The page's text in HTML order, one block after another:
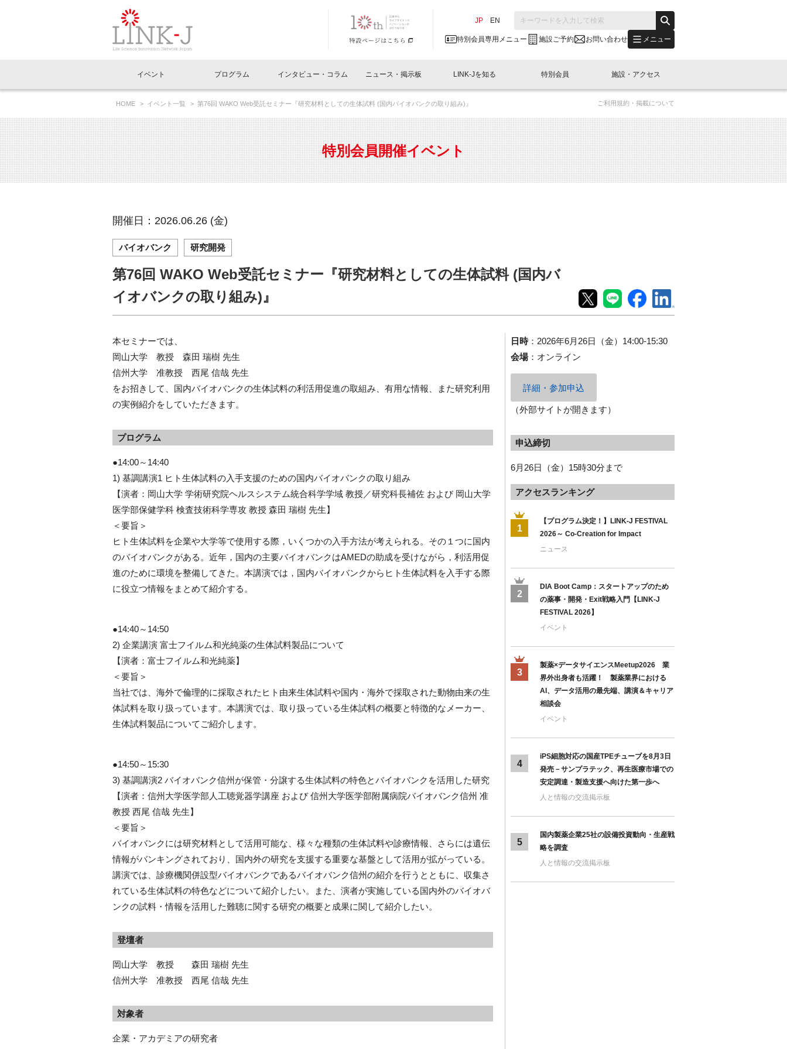
JP EN
特別会員専用メニュー 施設ご予約 お問い合わせ メニュー
イベントお知らせメール登録
閉じる
イベント
イベント一覧
LINK-J主催・共催 特別会員開催
LINK-J協賛・協力 出展・参加
イベントレポート一覧
LINK-J主催・共催 特別会員開催
LINK-J協賛・協力 出展・参加
プログラム
Out of Box相談室 What's "UNIKORN"？ What's "LINK-BioBAY TOKYO"？
インタビュー・コラム
インタビュー・コラム一覧
スペシャルインタビュー ベンチャーインタビュー 会報誌 (News Letter)
連載コラム サポーターコラム 日本橋コラム
ニュース・掲示板
ニュース一覧
トピック プレスリリース
メディア情報 海外関連
協賛・協力
人と情報の交流掲示板一覧
会員プレスリリース ニュース・事業紹介
募集 イベント
LINK-Jを知る
理事長挨拶 Why in Nihonbashi What’s LINK-J WEST
国内外連携 サポーター紹介 事業内容
組織概要 パンフレット GTB日本橋エリアについて
特別会員
特別会員一覧 特別会員について 入会申し込み
専用メニューはこちら
施設・アクセス
ラウンジ・会議室 オフィス・ラボ 施設ご予約
アクセス
HOME イベント一覧 第76回 WAKO Web受託セミナー『研究材料としての生体試料 (国内バイオバンクの取り組み)』 ご利用規約・掲載について
特別会員開催イベント
開催日：2026.06.26 (金)
バイオバンク 研究開発
第76回 WAKO Web受託セミナー『研究材料としての生体試料 (国内バ
イオバンクの取り組み)』
本セミナーでは、
岡⼭⼤学 教授 森⽥ 瑞樹 先⽣
信州⼤学 准教授 ⻄尾 信哉 先⽣
をお招きして、国内バイオバンクの生体試料の利活用促進の取組み、有用な情報、また研究利用
の実例紹介をしていただきます。
プログラム
●14:00～14:40
1) 基調講演1 ヒト生体試料の入手支援のための国内バイオバンクの取り組み
【演者：岡山大学 学術研究院ヘルスシステム統合科学学域 教授／研究科長補佐 および 岡山大学
医学部保健学科 検査技術科学専攻 教授 森田 瑞樹 先生】
＜要旨＞
ヒト生体試料を企業や大学等で使用する際，いくつかの入手方法が考えられる。その１つに国内
のバイオバンクがある。近年，国内の主要バイオバンクはAMEDの助成を受けながら，利活用促
進のために環境を整備してきた。本講演では，国内バイオバンクからヒト生体試料を入手する際
に役立つ情報をまとめて紹介する。
●14:40～14:50
2) 企業講演 富士フイルム和光純薬の生体試料製品について
【演者：富士フイルム和光純薬】
＜要旨＞
当社では、海外で倫理的に採取されたヒト由来生体試料や国内・海外で採取された動物由来の生
体試料を取り扱っています。本講演では、取り扱っている生体試料の概要と特徴的なメーカー、
生体試料製品についてご紹介します。
●14:50～15:30
3) 基調講演2 バイオバンク信州が保管・分譲する生体試料の特色とバイオバンクを活用した研究
【演者：信州大学医学部人工聴覚器学講座 および 信州大学医学部附属病院バイオバンク信州 准
教授 西尾 信哉 先生】
＜要旨＞
バイオバンクには研究材料として活用可能な、様々な種類の生体試料や診療情報、さらには遺伝
情報がバンキングされており、国内外の研究を支援する重要な基盤として活用が拡がっている。
講演では、診療機関併設型バイオバンクであるバイオバンク信州の紹介を行うとともに、収集さ
れている生体試料の特色などについて紹介したい。また、演者が実施している国内外のバイオバ
ンクの試料・情報を活用した難聴に関する研究の概要と成果に関して紹介したい。
登壇者
岡⼭⼤学 教授 森⽥ 瑞樹 先⽣
信州⼤学 准教授 ⻄尾 信哉 先⽣
対象者
企業・アカデミアの研究者
日時： 2026年6月26日（金）14:00-15:30
会場： オンライン
詳細・参加申込
（外部サイトが開きます）
申込締切
6月26日（金）15時30分まで
アクセスランキング
1
【プログラム決定！】LINK-J FESTIVAL
2026～ Co-Creation for Impact
ニュース
2
DIA Boot Camp：スタートアップのため
の薬事・開発・Exit戦略入門【LINK-J
FESTIVAL 2026】
イベント
3
製薬×データサイエンスMeetup2026 業
界外出身者も活躍！ 製薬業界における
AI、データ活用の最先端、講演＆キャリア
相談会
イベント
4
iPS細胞対応の国産TPEチューブを8月3日
発売－サンプラテック、再生医療市場での
安定調達・製造支援へ向けた第一歩へ
人と情報の交流掲示板
5
国内製薬企業25社の設備投資動向・生産戦
略を調査
人と情報の交流掲示板